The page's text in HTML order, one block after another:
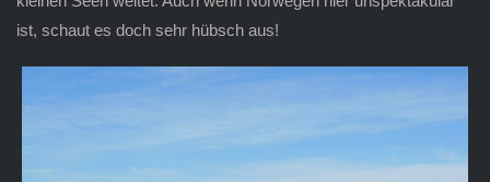
ist, schaut es doch sehr hübsch aus!